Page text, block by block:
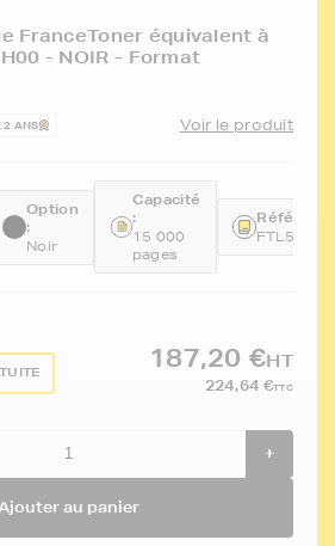
FranceToner équivalent à
- NOIR - Format
2 ANS Voir le produit
Option
:
Noir
Capacité
:
15 000
pages
187,20 €HT
224,64 €TTC
+
au panier